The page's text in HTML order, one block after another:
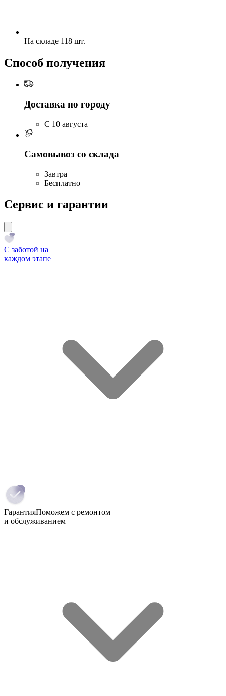
На складе 118 шт.
Способ получения
Доставка по городу
C 10 августа
Самовывоз со склада
Завтра
Бесплатно
Сервис и гарантии
С заботой на
каждом этапе
ГарантияПоможем с ремонтом
и обслуживанием